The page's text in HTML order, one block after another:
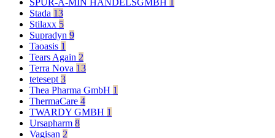
SPUR-A-MIN HANDELSGMBH 1
Stada 13
Stilaxx 5
Supradyn 9
Taoasis 1
Tears Again 2
Terra Nova 13
tetesept 3
Thea Pharma GmbH 1
ThermaCare 4
TWARDY GMBH 1
Ursapharm 8
Vagisan 2